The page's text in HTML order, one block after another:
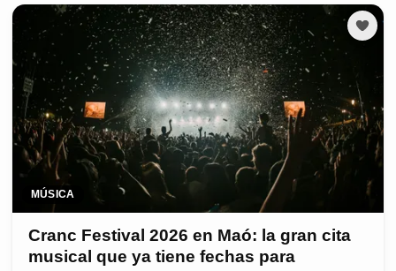
MÚSICA
Cranc Festival 2026 en Maó: la gran cita
musical que ya tiene fechas para